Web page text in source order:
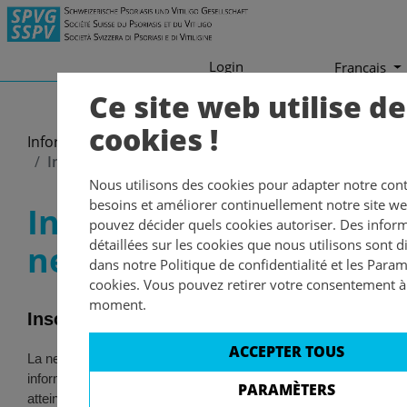
Login Francais
Informations
Newsletter
Inscription à la newsletter
Inscription à la
newsletter
Inscription à la newsletter
La newsletter de la Société Suisse du Psoriasis et du Vitiligo
informations actuelles sur le psoriasis et le vitiligo, de précieux
atteintes, des témoignages ainsi que des indications sur les
Ce site web utilise
cookies !
Nous utilisons des cookies pour adapter notre
besoins et améliorer continuellement notre site
pouvez décider quels cookies autoriser. Des
détaillées sur les cookies que nous utilisons sont
dans notre Politique de confidentialité et les
cookies. Vous pouvez retirer votre consentement
moment.
ACCEPTER TOUS
PARAMÈTERS